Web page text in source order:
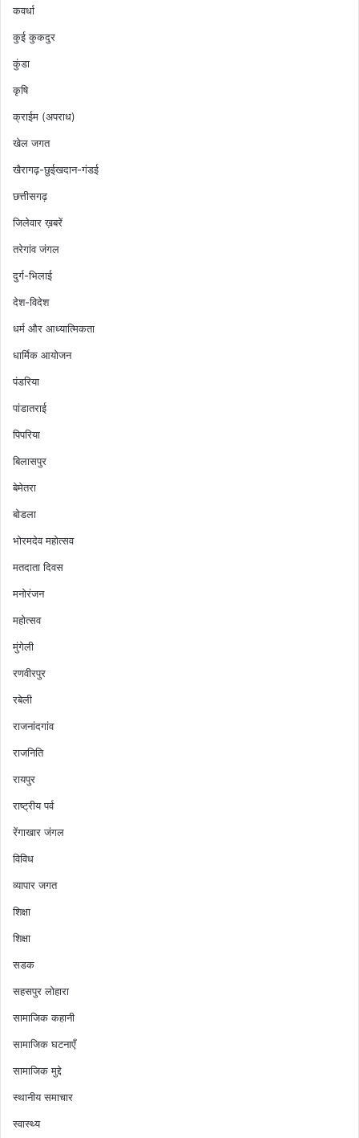
कवर्धा
कुई कुकदुर
कुंडा
कृषि
क्राईम (अपराध)
खेल जगत
खैरागढ़-छुईखदान-गंडई
छत्तीसगढ़
जिलेवार ख़बरें
तरेगांव जंगल
दुर्ग-भिलाई
देश-विदेश
धर्म और आध्यात्मिकता
धार्मिक आयोजन
पंडरिया
पांडातराई
पिपरिया
बिलासपुर
बेमेतरा
बोडला
भोरमदेव महोत्सव
मतदाता दिवस
मनोरंजन
महोत्सव
मुंगेली
रणवीरपुर
रबेली
राजनांदगांव
राजनिति
रायपुर
राष्ट्रीय पर्व
रेंगाखार जंगल
विविध
व्यापार जगत
शिक्षा
शिक्षा
सडक
सहसपुर लोहारा
सामाजिक कहानी
सामाजिक घटनाएँ
सामाजिक मुद्दे
स्थानीय समाचार
स्वास्थ्य